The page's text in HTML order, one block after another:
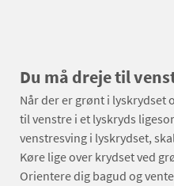
Du må dreje til
Når der er grønt i lyskrydset
til venstre i et lyskryds
venstresving i lyskrydset,
Køre lige over krydset ved
Orientere dig bagud og